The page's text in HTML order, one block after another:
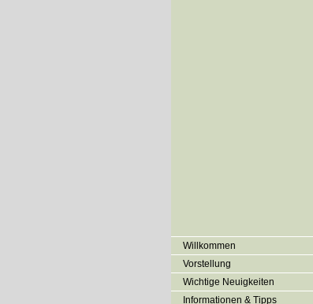
Willkommen
Vorstellung
Wichtige Neuigkeiten
Informationen & Tipps